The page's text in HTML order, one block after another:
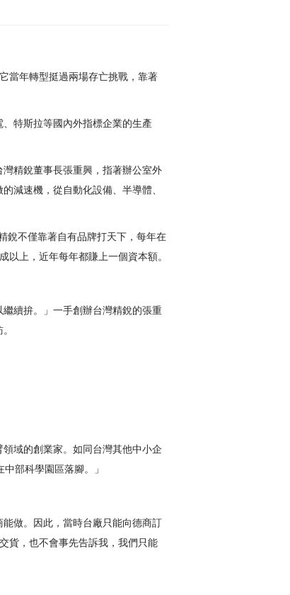
當年轉型挺過兩場存亡挑戰，靠著
特斯拉等國內外指標企業的生產
精銳董事長張重興，指著辦公室外
減速機，從自動化設備、半導體、
銳不僅靠著自有品牌打天下，每年在
上，近年每年都賺上一個資本額。
續拚。」一手創辦台灣精銳的張重
域的創業家。如同台灣其他中小企
部科學園區落腳。」
做。因此，當時台廠只能向德商訂
貨，也不會事先告訴我，我們只能